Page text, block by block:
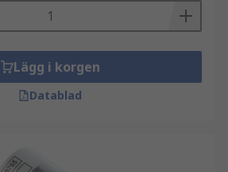
Lägg i korgen
Datablad